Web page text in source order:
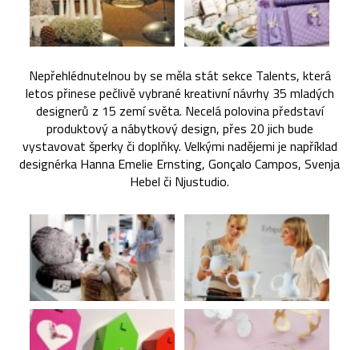
Nepřehlédnutelnou by se měla stát sekce Talents, která
letos přinese pečlivě vybrané kreativní návrhy 35 mladých
designerů z 15 zemí světa. Necelá polovina představí
produktový a nábytkový design, přes 20 jich bude
vystavovat šperky či doplňky. Velkými nadějemi je například
designérka Hanna Emelie Ernsting, Gonçalo Campos, Svenja
Hebel či Njustudio.